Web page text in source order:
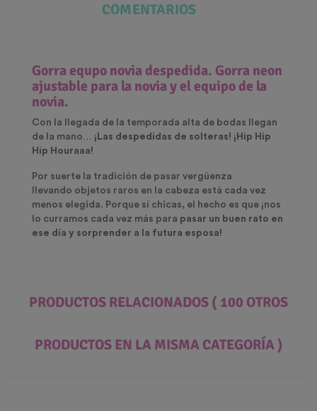
COMENTARIOS
Gorra equpo novia despedida. Gorra neon
ajustable para la novia y el equipo de la
novia.
Con la llegada de la temporada alta de bodas llegan
de la mano… ¡Las despedidas de solteras! ¡Hip Hip
Hip Houraaa!
Por suerte la tradición de pasar vergüenza
llevando objetos raros en la cabeza está cada vez
menos elegida. Porque sí chicas, el hecho es que ¡nos
lo curramos cada vez más para pasar un buen rato en
ese día y sorprender a la futura esposa!
PRODUCTOS RELACIONADOS ( 100 OTROS
PRODUCTOS EN LA MISMA CATEGORÍA )